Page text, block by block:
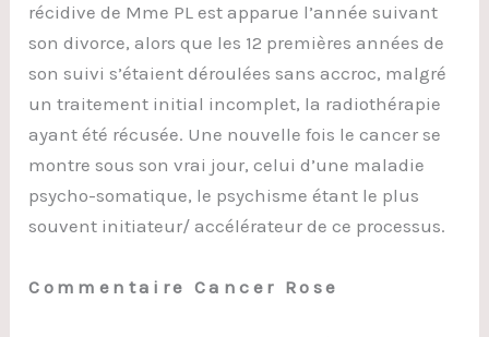
récidive de Mme PL est apparue l’année suivant
son divorce, alors que les 12 premières années de
son suivi s’étaient déroulées sans accroc, malgré
un traitement initial incomplet, la radiothérapie
ayant été récusée. Une nouvelle fois le cancer se
montre sous son vrai jour, celui d’une maladie
psycho-somatique, le psychisme étant le plus
souvent initiateur/ accélérateur de ce processus.
Commentaire Cancer Rose